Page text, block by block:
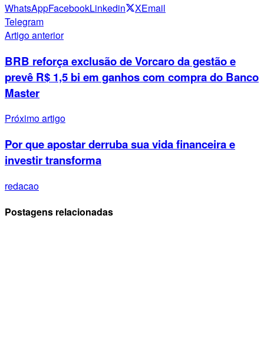
WhatsAppFacebookLinkedin XEmail
Telegram
Artigo anterior
BRB reforça exclusão de Vorcaro da gestão e
prevê R$ 1,5 bi em ganhos com compra do Banco
Master
Próximo artigo
Por que apostar derruba sua vida financeira e
investir transforma
redacao
Postagens relacionadas